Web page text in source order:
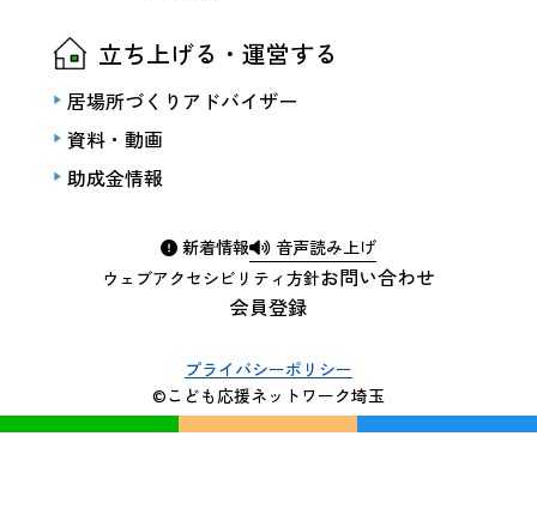
新着情報 音声読み上げ
会員登録
お問い合わせ
ウェブアクセシビリティ方針
立ち上げる・運営する
居場所づくりアドバイザー
資料・動画
助成金情報
プライバシーポリシー
©こども応援ネットワーク埼玉